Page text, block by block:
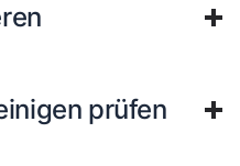
prüfen